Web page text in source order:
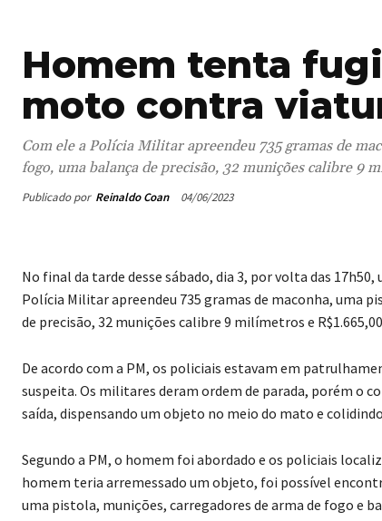
Homem tenta
moto contra
Com ele a Polícia Militar apreendeu 735 gramas de
fogo, uma balança de precisão, 32 munições calibre 9
Publicado por Reinaldo Coan 04/06/2023
No final da tarde desse sábado, dia 3, por volta das
Polícia Militar apreendeu 735 gramas de maconha, uma
de precisão, 32 munições calibre 9 milímetros e
De acordo com a PM, os policiais estavam em
suspeita. Os militares deram ordem de parada, porém o
saída, dispensando um objeto no meio do mato e
Segundo a PM, o homem foi abordado e os policiais
homem teria arremessado um objeto, foi possível
uma pistola, munições, carregadores de arma de fogo e